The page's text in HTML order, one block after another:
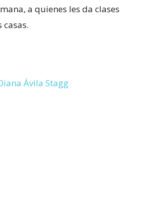
a quienes les da clases